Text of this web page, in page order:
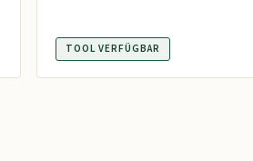
TOOL VERFÜGBAR